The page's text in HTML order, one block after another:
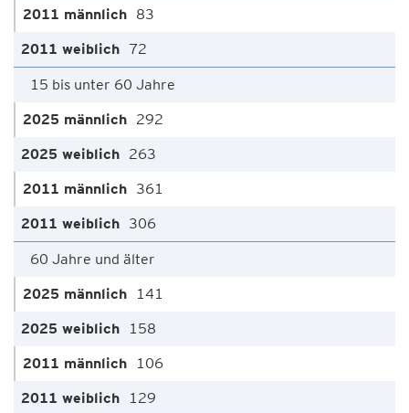
83
72
15 bis unter 60 Jahre
292
263
361
306
60 Jahre und älter
141
158
106
129